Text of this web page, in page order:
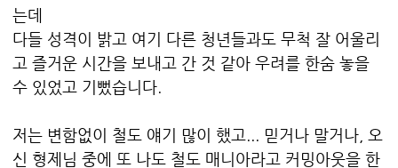
는데
다들 성격이 밝고 여기 다른 청년들과도 무척 잘 어울리
고 즐거운 시간을 보내고 간 것 같아 우려를 한숨 놓을
수 있었고 기뻤습니다.
저는 변함없이 철도 얘기 많이 했고... 믿거나 말거나, 오
신 형제님 중에 또 나도 철도 매니아라고 커밍아웃을 한